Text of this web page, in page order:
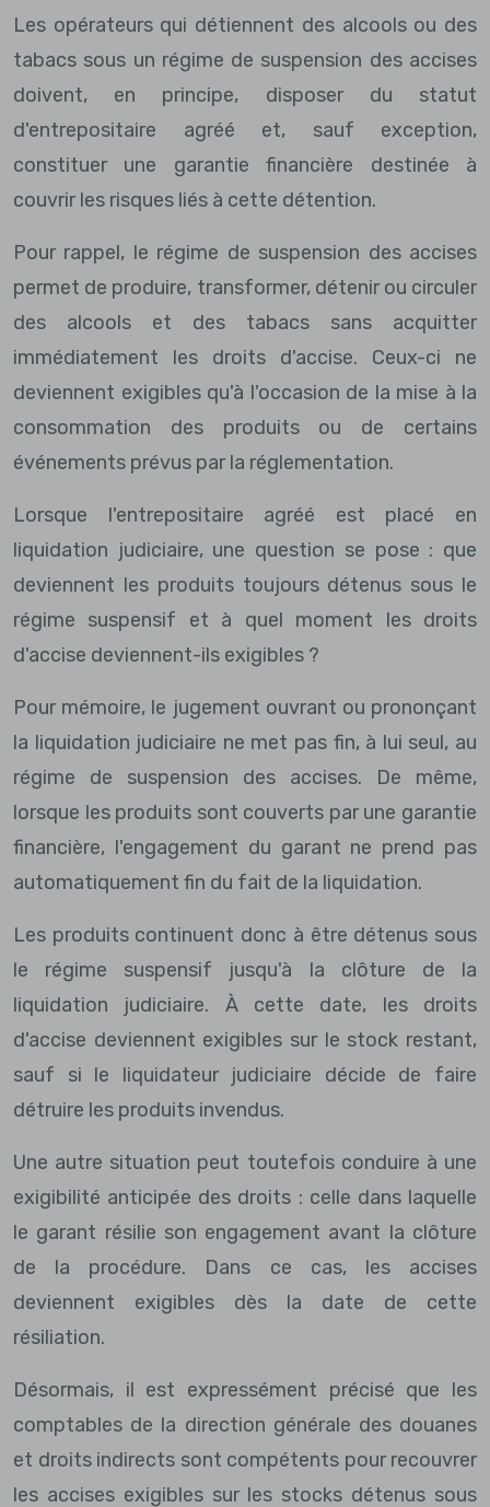
Les opérateurs qui détiennent des alcools ou des
tabacs sous un régime de suspension des accises
doivent, en principe, disposer du statut
d'entrepositaire agréé et, sauf exception,
constituer une garantie financière destinée à
couvrir les risques liés à cette détention.
Pour rappel, le régime de suspension des accises
permet de produire, transformer, détenir ou circuler
des alcools et des tabacs sans acquitter
immédiatement les droits d'accise. Ceux-ci ne
deviennent exigibles qu'à l'occasion de la mise à la
consommation des produits ou de certains
événements prévus par la réglementation.
Lorsque l'entrepositaire agréé est placé en
liquidation judiciaire, une question se pose : que
deviennent les produits toujours détenus sous le
régime suspensif et à quel moment les droits
d'accise deviennent-ils exigibles ?
Pour mémoire, le jugement ouvrant ou prononçant
la liquidation judiciaire ne met pas fin, à lui seul, au
régime de suspension des accises. De même,
lorsque les produits sont couverts par une garantie
financière, l'engagement du garant ne prend pas
automatiquement fin du fait de la liquidation.
Les produits continuent donc à être détenus sous
le régime suspensif jusqu'à la clôture de la
liquidation judiciaire. À cette date, les droits
d'accise deviennent exigibles sur le stock restant,
sauf si le liquidateur judiciaire décide de faire
détruire les produits invendus.
Une autre situation peut toutefois conduire à une
exigibilité anticipée des droits : celle dans laquelle
le garant résilie son engagement avant la clôture
de la procédure. Dans ce cas, les accises
deviennent exigibles dès la date de cette
résiliation.
Désormais, il est expressément précisé que les
comptables de la direction générale des douanes
et droits indirects sont compétents pour recouvrer
les accises exigibles sur les stocks détenus sous